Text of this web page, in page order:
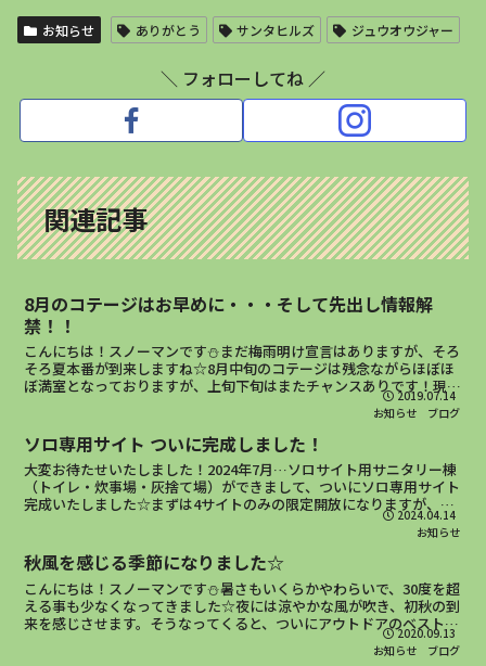
お知らせ ありがとう サンタヒルズ ジュウオウジャー
＼ フォローしてね ／
関連記事
8月のコテージはお早めに・・・そして先出し情報解
禁！！
こんにちは！スノーマンです⛄まだ梅雨明け宣言はありますが、そろ
そろ夏本番が到来しますね☆8月中旬のコテージは残念ながらほぼほ
ぼ満室となっておりますが、上旬下旬はまたチャンスありです！現
状、こちらの画像にもなっている人気コテージ「レインディア...
2019.07.14
お知らせ
ブログ
ソロ専用サイト ついに完成しました！
大変お待たせいたしました！2024年7月…ソロサイト用サニタリー棟
（トイレ・炊事場・灰捨て場）ができまして、ついにソロ専用サイト
完成いたしました☆まずは4サイトのみの限定開放になりますが、他
のキャンプサイトやコテージとは離れて、じっくり自分...
2024.04.14
お知らせ
秋風を感じる季節になりました☆
こんにちは！スノーマンです⛄暑さもいくらかやわらいで、30度を超
える事も少なくなってきました☆夜には涼やかな風が吹き、初秋の到
来を感じさせます。そうなってくると、ついにアウトドアのベストシ
ーズンがやってきます☆昼間はポカポカ、夜は焚き火が待...2020.09.13
お知らせ
ブログ